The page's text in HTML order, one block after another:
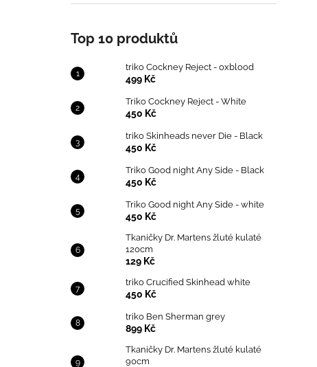
Top 10 produktů
triko Cockney Reject - oxblood
499 Kč
Triko Cockney Reject - White
450 Kč
triko Skinheads never Die - Black
450 Kč
Triko Good night Any Side - Black
450 Kč
Triko Good night Any Side - white
450 Kč
Tkaničky Dr. Martens žluté kulaté
120cm
129 Kč
triko Crucified Skinhead white
450 Kč
triko Ben Sherman grey
899 Kč
Tkaničky Dr. Martens žluté kulaté
90cm